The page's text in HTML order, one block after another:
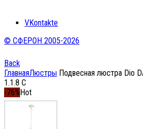
VKontakte
© СФЕРОН 2005-2026
Back
ГлавнаяЛюстры Подвесная люстра Dio
1.1.8 C
-76% Hot